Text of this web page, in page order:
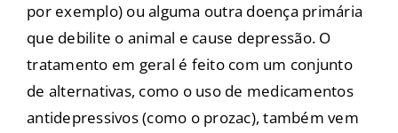
por exemplo) ou alguma outra doença primária
que debilite o animal e cause depressão. O
tratamento em geral é feito com um conjunto
de alternativas, como o uso de medicamentos
antidepressivos (como o prozac), também vem